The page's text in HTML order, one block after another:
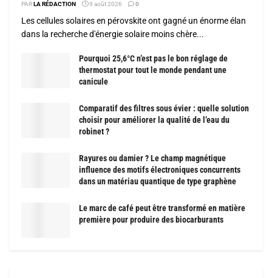
PAR LA RÉDACTION 9 août 2026 0
Les cellules solaires en pérovskite ont gagné un énorme élan
dans la recherche d'énergie solaire moins chère...
Pourquoi 25,6°C n’est pas le bon réglage de
thermostat pour tout le monde pendant une
canicule
Comparatif des filtres sous évier : quelle solution
choisir pour améliorer la qualité de l’eau du
robinet ?
Rayures ou damier ? Le champ magnétique
influence des motifs électroniques concurrents
dans un matériau quantique de type graphène
Le marc de café peut être transformé en matière
première pour produire des biocarburants